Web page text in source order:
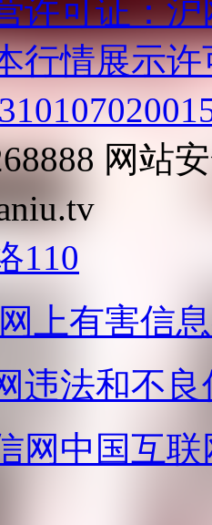
许可证：
行情展示许
网站
110
网上有害信
违法和不
网 中国互